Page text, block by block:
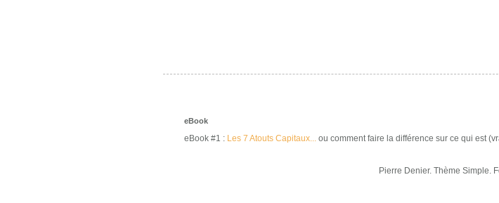
eBook
eBook #1 : Les 7 Atouts Capitaux...ou comment faire la différence sur ce qui est
Pierre Denier. Thème Simple.